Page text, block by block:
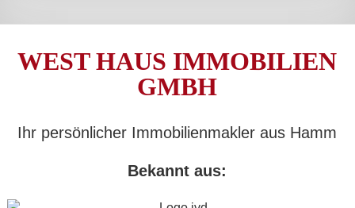
WEST HAUS IMMOBILIEN
GMBH
Ihr persönlicher Immobilienmakler aus Hamm
Bekannt aus: